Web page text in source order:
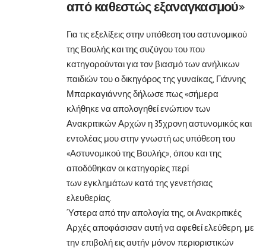
από καθεστώς εξαναγκασμού»
Για τις εξελίξεις στην υπόθεση του αστυνομικού
της Βουλής και της συζύγου του που
κατηγορούνται για τον βιασμό των ανήλικων
παιδιών του ο δικηγόρος της γυναίκας, Γιάννης
Μπαρκαγιάννης δήλωσε πως «σήμερα
κλήθηκε να απολογηθεί ενώπιον των
Ανακριτικών Αρχών η 35χρονη αστυνομικός και
εντολέας μου στην γνωστή ως υπόθεση του
«Αστυνομικού της Βουλής», όπου και της
αποδόθηκαν οι κατηγορίες περί
των εγκλημάτων κατά της γενετήσιας
ελευθερίας.
Ύστερα από την απολογία της, οι Ανακριτικές
Αρχές αποφάσισαν αυτή να αφεθεί ελεύθερη, με
την επιβολή εις αυτήν μόνον περιοριστικών